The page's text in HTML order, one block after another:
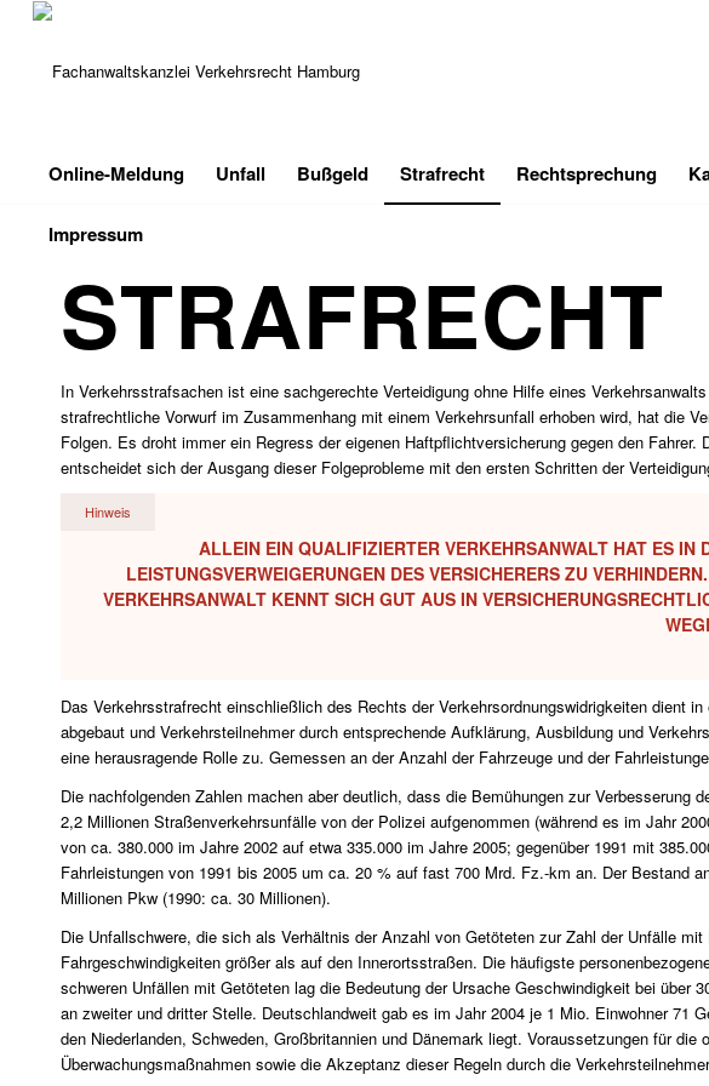
Online-Meldung Unfall Bußgeld Strafrecht Rechtsprechung
Impressum
STRAFRECHT
In Verkehrsstrafsachen ist eine sachgerechte Verteidigung ohne Hilfe eines
strafrechtliche Vorwurf im Zusammenhang mit einem Verkehrsunfall erhoben wird, hat die
Folgen. Es droht immer ein Regress der eigenen Haftpflichtversicherung gegen den
entscheidet sich der Ausgang dieser Folgeprobleme mit den ersten Schritten der
Hinweis
ALLEIN EIN QUALIFIZIERTER VERKEHRSANWALT HAT ES IN
EISTUNGSVERWEIGERUNGEN DES VERSICHERERS ZU
ERKEHRSANWALT KENNT SICH GUT AUS IN
Das Verkehrsstrafrecht einschließlich des Rechts der Verkehrsordnungswidrigkeiten dient
abgebaut und Verkehrsteilnehmer durch entsprechende Aufklärung, Ausbildung und
eine herausragende Rolle zu. Gemessen an der Anzahl der Fahrzeuge und der
Die nachfolgenden Zahlen machen aber deutlich, dass die Bemühungen zur
2,2 Millionen Straßenverkehrsunfälle von der Polizei aufgenommen (während es im Jahr
von ca. 380.000 im Jahre 2002 auf etwa 335.000 im Jahre 2005; gegenüber 1991 mit
Fahrleistungen von 1991 bis 2005 um ca. 20 % auf fast 700 Mrd. Fz.-km an. Der Bestand
Millionen Pkw (1990: ca. 30 Millionen).
Die Unfallschwere, die sich als Verhältnis der Anzahl von Getöteten zur Zahl der Unfälle
Fahrgeschwindigkeiten größer als auf den Innerortsstraßen. Die häufigste
schweren Unfällen mit Getöteten lag die Bedeutung der Ursache Geschwindigkeit bei
an zweiter und dritter Stelle. Deutschlandweit gab es im Jahr 2004 je 1 Mio. Einwohner 71
den Niederlanden, Schweden, Großbritannien und Dänemark liegt. Voraussetzungen für
Überwachungsmaßnahmen sowie die Akzeptanz dieser Regeln durch die